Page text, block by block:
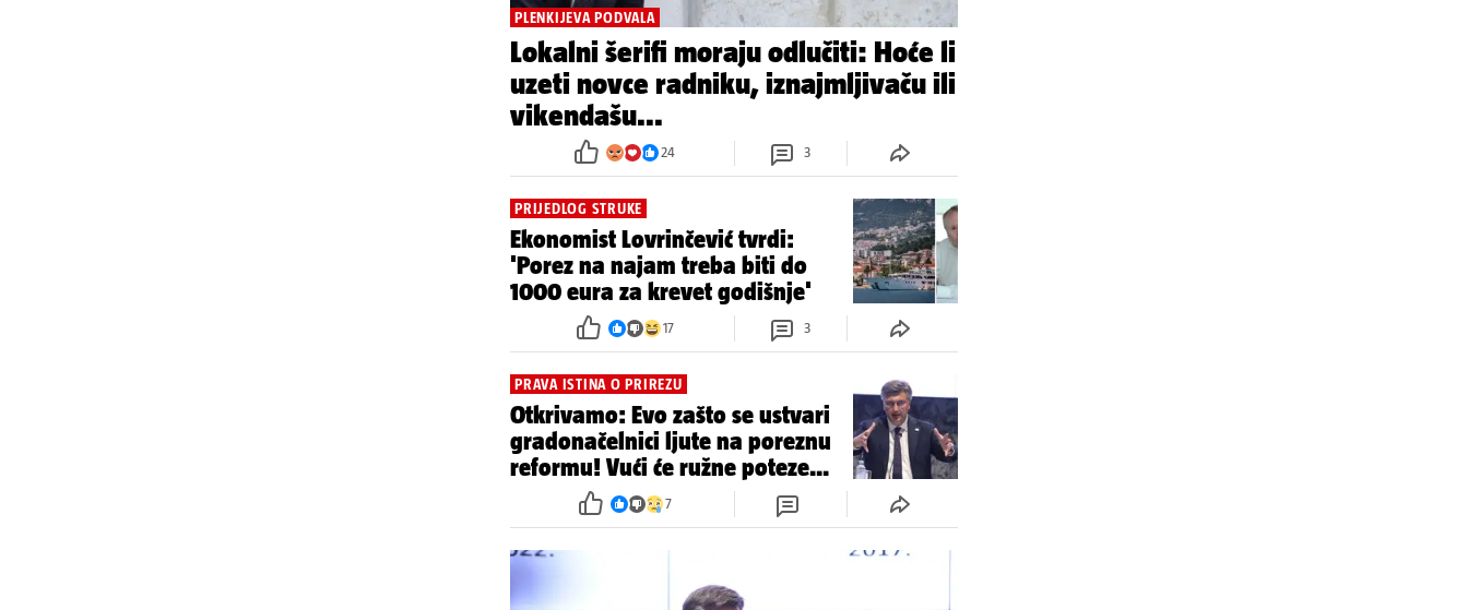
PLENKIJEVA PODVALA
Lokalni šerifi moraju odlučiti: Hoće li
uzeti novce radniku, iznajmljivaču ili
vikendašu...
24 3
PRIJEDLOG STRUKE
Ekonomist Lovrinčević tvrdi:
'Porez na najam treba biti do
1000 eura za krevet godišnje'
17 3
PRAVA ISTINA O PRIREZU
Otkrivamo: Evo zašto se ustvari
gradonačelnici ljute na poreznu
reformu! Vući će ružne poteze...
7